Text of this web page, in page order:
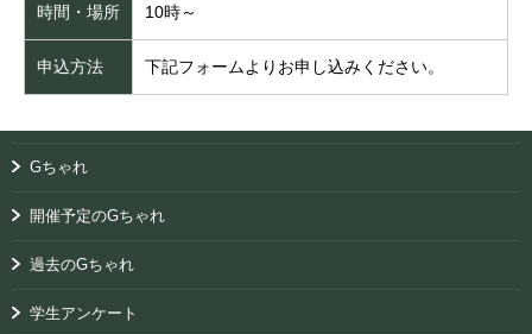
時間・場所 10時～
申込方法 下記フォームよりお申し込みください。
Gちゃれ
開催予定のGちゃれ
過去のGちゃれ
学生アンケート